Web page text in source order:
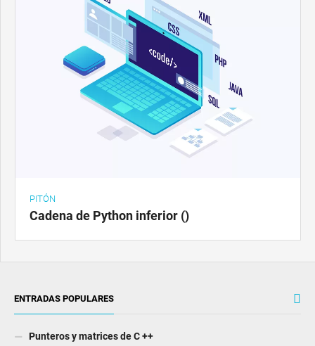
PITÓN
Cadena de Python inferior ()
ENTRADAS POPULARES
Punteros y matrices de C ++